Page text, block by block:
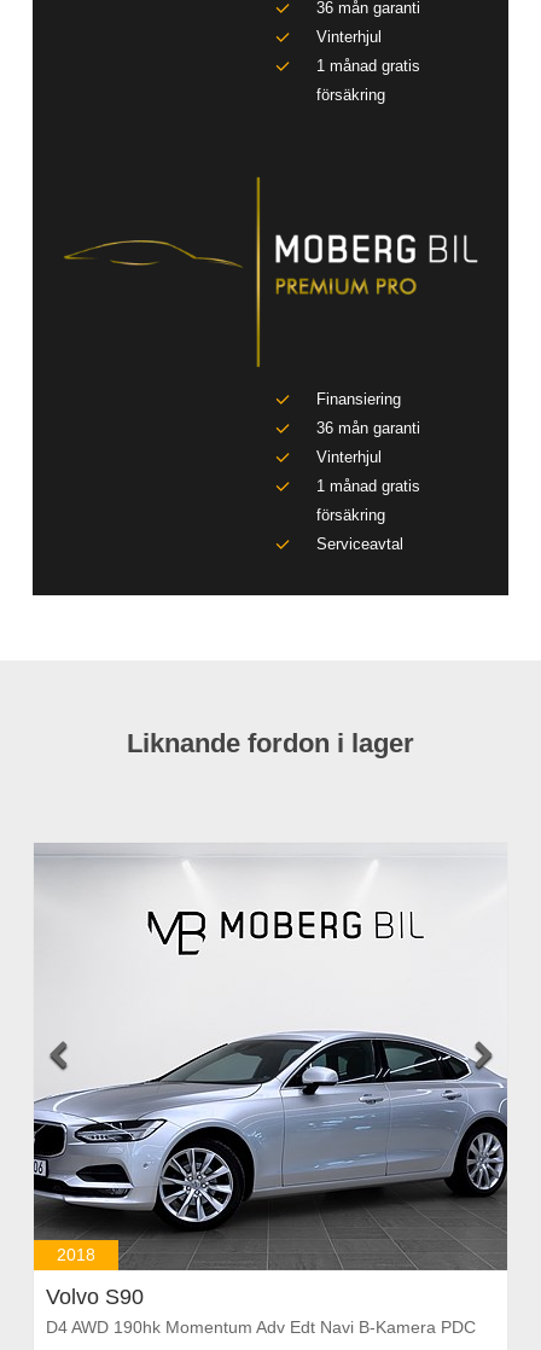
36 mån garanti
Vinterhjul
1 månad gratis
försäkring
Finansiering
36 mån garanti
Vinterhjul
1 månad gratis
försäkring
Serviceavtal
Liknande fordon i lager
 
2018
Volvo S90
D4 AWD 190hk Momentum Adv Edt Navi B-Kamera PDC